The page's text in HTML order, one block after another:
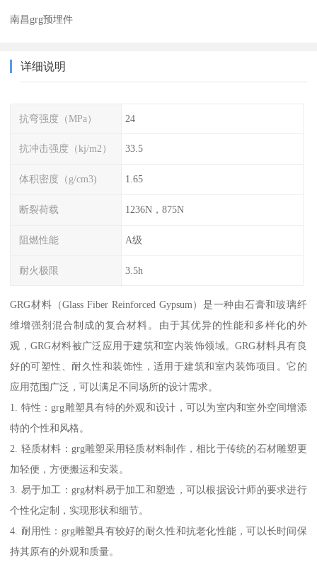
南昌grg预埋件
详细说明
抗弯强度（MPa） 24
抗冲击强度（kj/m2） 33.5
体积密度（g/cm3) 1.65
断裂荷载 1236N，875N
阻燃性能 A级
耐火极限 3.5h
GRG材料（Glass Fiber Reinforced Gypsum）是一种由石膏和玻璃纤
维增强剂混合制成的复合材料。由于其优异的性能和多样化的外
观，GRG材料被广泛应用于建筑和室内装饰领域。GRG材料具有良
好的可塑性、耐久性和装饰性，适用于建筑和室内装饰项目。它的
应用范围广泛，可以满足不同场所的设计需求。
1. 特性：grg雕塑具有特的外观和设计，可以为室内和室外空间增添
特的个性和风格。
2. 轻质材料：grg雕塑采用轻质材料制作，相比于传统的石材雕塑更
加轻便，方便搬运和安装。
3. 易于加工：grg材料易于加工和塑造，可以根据设计师的要求进行
个性化定制，实现形状和细节。
4. 耐用性：grg雕塑具有较好的耐久性和抗老化性能，可以长时间保
持其原有的外观和质量。